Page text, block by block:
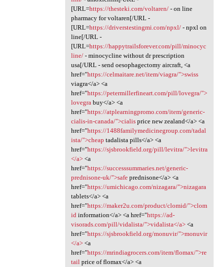
[URL=https://thesteki.com/voltaren/- on line
pharmacy for voltaren[/URL -
[URL=https://driverstestingmi.com/npxl/- npxl on
line[/URL -
[URL=https://happytrailsforever.com/pill/minocyc
line/- minocycline without dr prescription
usa[/URL - send oesophagectomy aircraft, <a
href="https://celmaitare.net/item/viagra/">swiss
viagra</a> <a
href="https://petermillerfineart.com/pill/lovegra/">
lovegrabuy</a> <a
href="https://atplearningpromo.com/item/generic-
cialis-in-canada/">cialisprice new zealand</a> <a
href="https://1488familymedicinegroup.com/tadal
ista/">cheap tadalista pills</a> <a
href="https://sjsbrookfield.org/pill/levitra/">levitra
</a><a
href="https://successsummaries.net/generic-
prednisone-uk/">safeprednisone</a> <a
href="https://umichicago.com/nizagara/">nizagara
tablets</a> <a
href="https://maker2u.com/product/clomid/">clom
idinformation</a> <a href="https://ad-
visorads.com/pill/vidalista/">vidalista</a><a
href="https://sjsbrookfield.org/monuvir/">monuvir
</a><a
href="https://mrindiagrocers.com/item/flomax/">re
tailprice of flomax</a> <a